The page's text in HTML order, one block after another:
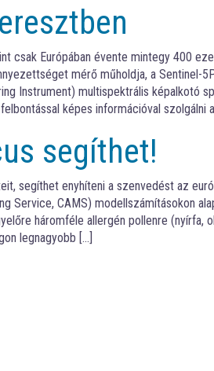
csak Európában évente mintegy 400
mérő műholdja, a Sentinel-
Instrument) multispektrális képalkotó
képes információval szolgálni
segíthet!
segíthet enyhíteni a szenvedést az
Service, CAMS) modellszámításokon
háromféle allergén pollenre (nyírfa,
legnagyobb […]